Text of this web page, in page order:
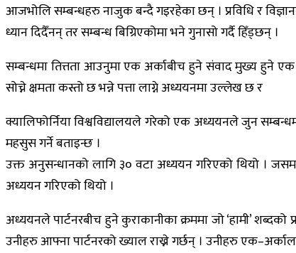
आजभोलि सम्बन्धहरु नाजुक बन्दै गइरहेका छन् । प्रविधि र
ध्यान दिदैँनन् तर सम्बन्ध बिग्रिएकोमा भने गुनासो गर्दै हिँड्छन् ।
सम्बन्धमा तित्तता आउनुमा एक अर्काबीच हुने संवाद मुख्य हुने
सोच्ने क्षमता कस्तो छ भन्ने पत्ता लाग्ने अध्ययनमा उल्लेख छ र
क्यालिफोर्निया विश्वविद्यालयले गरेको एक अध्ययनले जुन
महसुस गर्ने बताइन्छ ।
उक्त अनुसन्धानको लागि ३० वटा अध्ययन गरिएको थियो ।
अध्ययन गरिएको थियो ।
अध्ययनले पार्टनरबीच हुने कुराकानीका क्रममा जो ‘हामी’
उनीहरु आफ्ना पार्टनरको ख्याल राख्ने गर्छन् । उनीहरु